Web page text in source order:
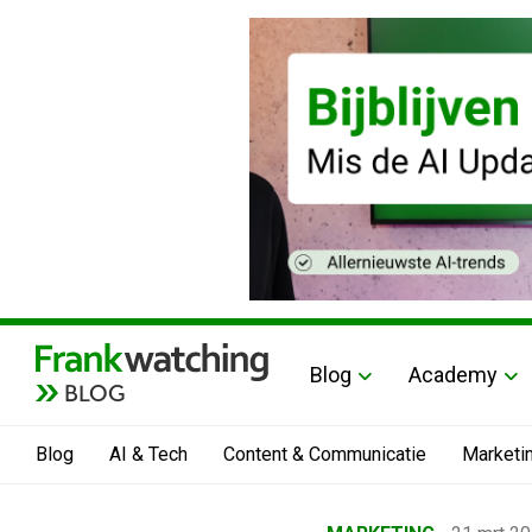
BLOG
Blog Academy
Blog AI & Tech Content & Communicatie